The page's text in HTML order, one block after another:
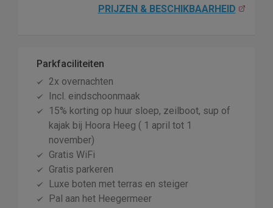
PRIJZEN & BESCHIKBAARHEID
Parkfaciliteiten
2x overnachten
Incl. eindschoonmaak
15% korting op huur sloep, zeilboot, sup of
kajak bij Hoora Heeg ( 1 april tot 1
november)
Gratis WiFi
Gratis parkeren
Luxe boten met terras en steiger
Pal aan het Heegermeer